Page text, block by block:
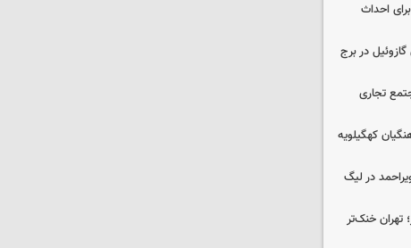
برای احداث
۳۰۰۰ لیتری گازوئیل در برج
تجاری
کهگیلویه
در لیگ
تهران خنک‌تر